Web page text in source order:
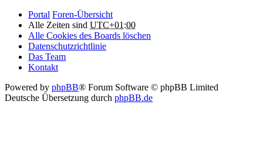
Portal Foren-Übersicht
Alle Zeiten sind UTC+01:00
Alle Cookies des Boards löschen
Datenschutzrichtlinie
Das Team
Kontakt
Powered by phpBB® Forum Software © phpBB Limited
Deutsche Übersetzung durch phpBB.de